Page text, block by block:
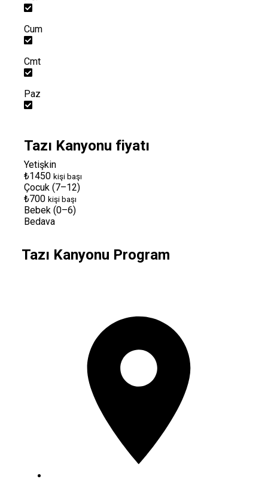
Cum
Cmt
Paz
Tazı Kanyonu fiyatı
Yetişkin
₺1450 kişi başı
Çocuk (7–12)
₺700 kişi başı
Bebek (0–6)
Bedava
Tazı Kanyonu Program